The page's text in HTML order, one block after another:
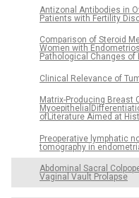
Antizonal Antibodies in
Patients with Fertility
Comparison of Steroid
Women with
Pathological Changes of
Clinical Relevance of
Matrix-Producing Breast
ofLiterature Aimed at
Preoperative lymphatic
tomography in
Abdominal Sacral
Vaginal Vault Prolapse